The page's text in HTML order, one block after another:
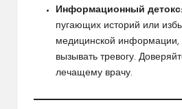
Информационный детокс:
пугающих историй или
медицинской информации,
вызывать тревогу.
лечащему врачу.